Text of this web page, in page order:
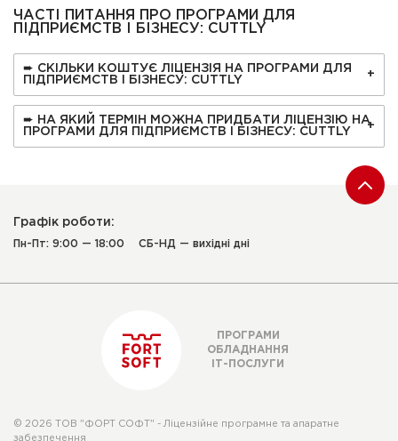
ЧАСТІ ПИТАННЯ ПРО ПРОГРАМИ ДЛЯ
ПІДПРИЄМСТВ І БІЗНЕСУ: CUTTLY
➨ СКІЛЬКИ КОШТУЄ ЛІЦЕНЗІЯ НА ПРОГРАМИ ДЛЯ
ПІДПРИЄМСТВ І БІЗНЕСУ: CUTTLY
➨ НА ЯКИЙ ТЕРМІН МОЖНА ПРИДБАТИ ЛІЦЕНЗІЮ НА
ПРОГРАМИ ДЛЯ ПІДПРИЄМСТВ І БІЗНЕСУ: CUTTLY
Графік роботи:
Пн-Пт: 9:00 — 18:00 СБ-НД — вихідні дні
ПРОГРАМИ
ОБЛАДНАННЯ
ІТ-ПОСЛУГИ
© 2026 ТОВ "ФОРТ СОФТ" - Ліцензійне програмне та апаратне
забезпечення